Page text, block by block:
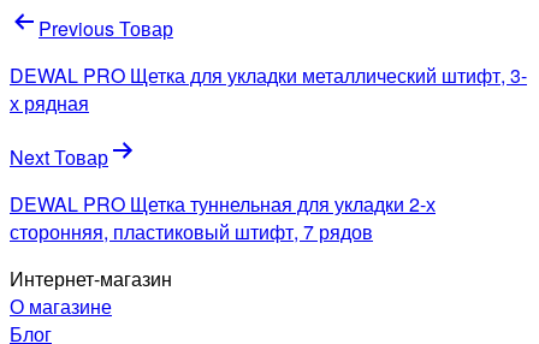
Навигация
по
записям
Previous Товар
DEWAL PRO Щетка для укладки металлический штифт, 3-
х рядная
Next Товар
DEWAL PRO Щетка туннельная для укладки 2-х
сторонняя, пластиковый штифт, 7 рядов
Интернет-магазин
О магазине
Блог